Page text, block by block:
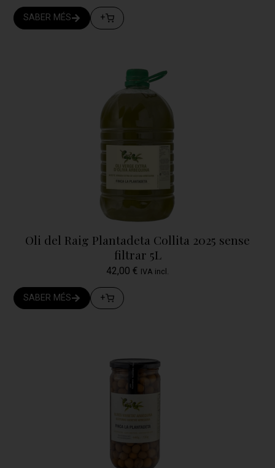
SABER MÉS +
Oli del Raig Plantadeta Collita 2025 sense
filtrar 5L
42,00 € IVA incl.
SABER MÉS +